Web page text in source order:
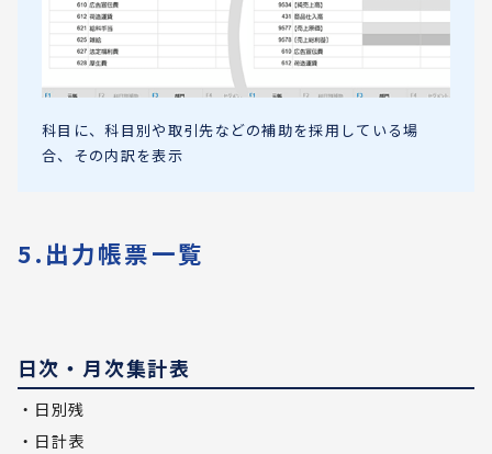
科目に、科目別や取引先などの補助を採用している場
合、その内訳を表示
5.出力帳票一覧
日次・月次集計表
・日別残
・日計表